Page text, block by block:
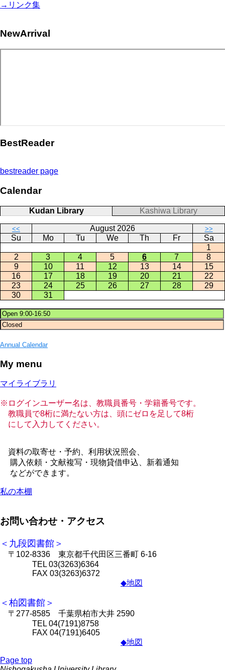
→リンク集
NewArrival
BestReader
bestreader page
Calendar
Kudan Library Kashiwa Library
<< August 2026 >>
Su Mo Tu We Th Fr
Sa
1
2
3 4 5 6 7
8
9
10 11 12 13 14
15
16
17 18 19 20 21
22
23
24 25 26 27 28
29
30
31
Annual Calendar
My menu
マイライブラリ
※ログインユーザー名は、教職員番号・学籍番号です。
教職員で8桁に満たない方は、頭にゼロを足して8桁
にして入力してください。
資料の取寄せ・予約、利用状況照会、
購入依頼・文献複写・現物貸借申込、新着通知
などができます。
私の本棚
お問い合わせ・アクセス
＜九段図書館＞
〒102-8336 東京都千代田区三番町 6-16
TEL 03(3263)6364
FAX 03(3263)6372
◆地図
＜柏図書館＞
〒277-8585 千葉県柏市大井 2590
TEL 04(7191)8758
FAX 04(7191)6405
◆地図
Page top